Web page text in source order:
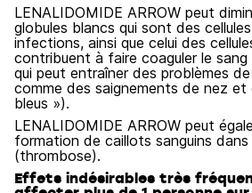
LENALIDOMIDE ARROW peut
globules blancs qui sont des
infections, ainsi que celui des
contribuent à faire coaguler le
qui peut entraîner des problèmes
comme des saignements de nez
bleus »).
LENALIDOMIDE ARROW peut
formation de caillots sanguins dans
(thrombose).
Effets indésirables très